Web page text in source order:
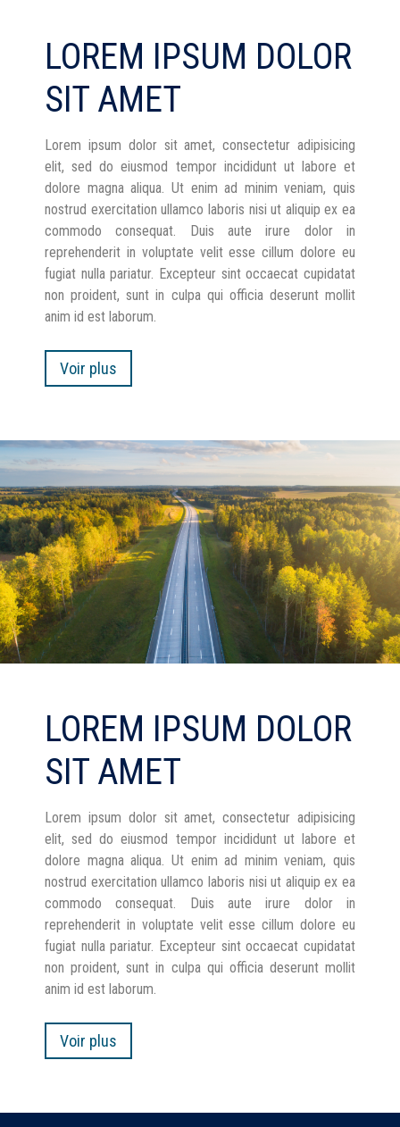
LOREM IPSUM DOLOR
SIT AMET
Lorem ipsum dolor sit amet, consectetur adipisicing
elit, sed do eiusmod tempor incididunt ut labore et
dolore magna aliqua. Ut enim ad minim veniam, quis
nostrud exercitation ullamco laboris nisi ut aliquip ex ea
commodo consequat. Duis aute irure dolor in
reprehenderit in voluptate velit esse cillum dolore eu
fugiat nulla pariatur. Excepteur sint occaecat cupidatat
non proident, sunt in culpa qui officia deserunt mollit
anim id est laborum.
Voir plus
LOREM IPSUM DOLOR
SIT AMET
Lorem ipsum dolor sit amet, consectetur adipisicing
elit, sed do eiusmod tempor incididunt ut labore et
dolore magna aliqua. Ut enim ad minim veniam, quis
nostrud exercitation ullamco laboris nisi ut aliquip ex ea
commodo consequat. Duis aute irure dolor in
reprehenderit in voluptate velit esse cillum dolore eu
fugiat nulla pariatur. Excepteur sint occaecat cupidatat
non proident, sunt in culpa qui officia deserunt mollit
anim id est laborum.
Voir plus